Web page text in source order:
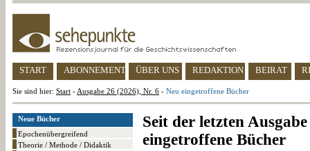
START ABONNEMENT ÜBER UNS REDAKTION BEIRAT
Sie sind hier: Start - Ausgabe 26 (2026), Nr. 6 - Neu eingetroffene Bücher
Neue Bücher
Epochenübergreifend
Theorie / Methode / Didaktik
Seit der letzten
eingetroffene Bücher